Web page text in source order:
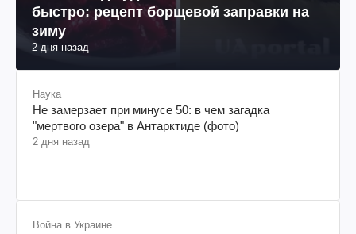
быстро: рецепт борщевой заправки на
зиму
2 дня назад
Наука
Не замерзает при минусе 50: в чем загадка
"мертвого озера" в Антарктиде (фото)
2 дня назад
Война в Украине